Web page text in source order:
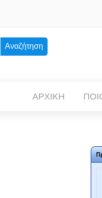
Αναζήτηση
ΑΡΧΙΚΗ